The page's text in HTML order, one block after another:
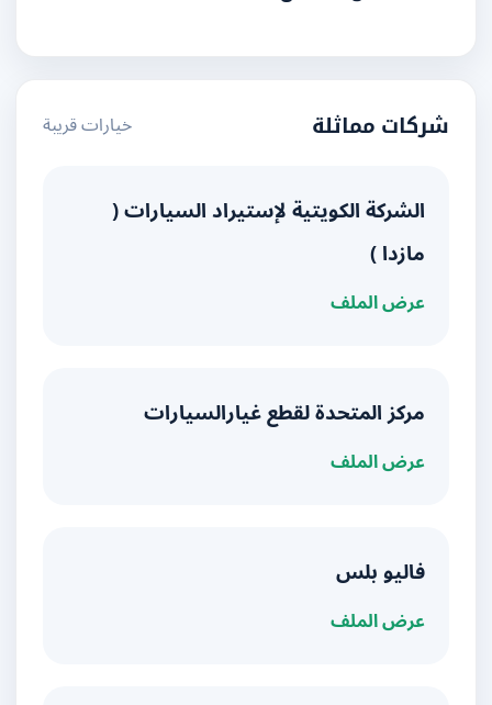
شركات مماثلة خيارات قريبة
الشركة الكويتية لإستيراد السيارات (
مازدا )
عرض الملف
مركز المتحدة لقطع غيارالسيارات
عرض الملف
فاليو بلس
عرض الملف